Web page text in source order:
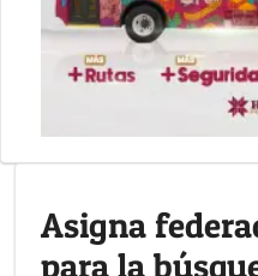
Asigna
para la